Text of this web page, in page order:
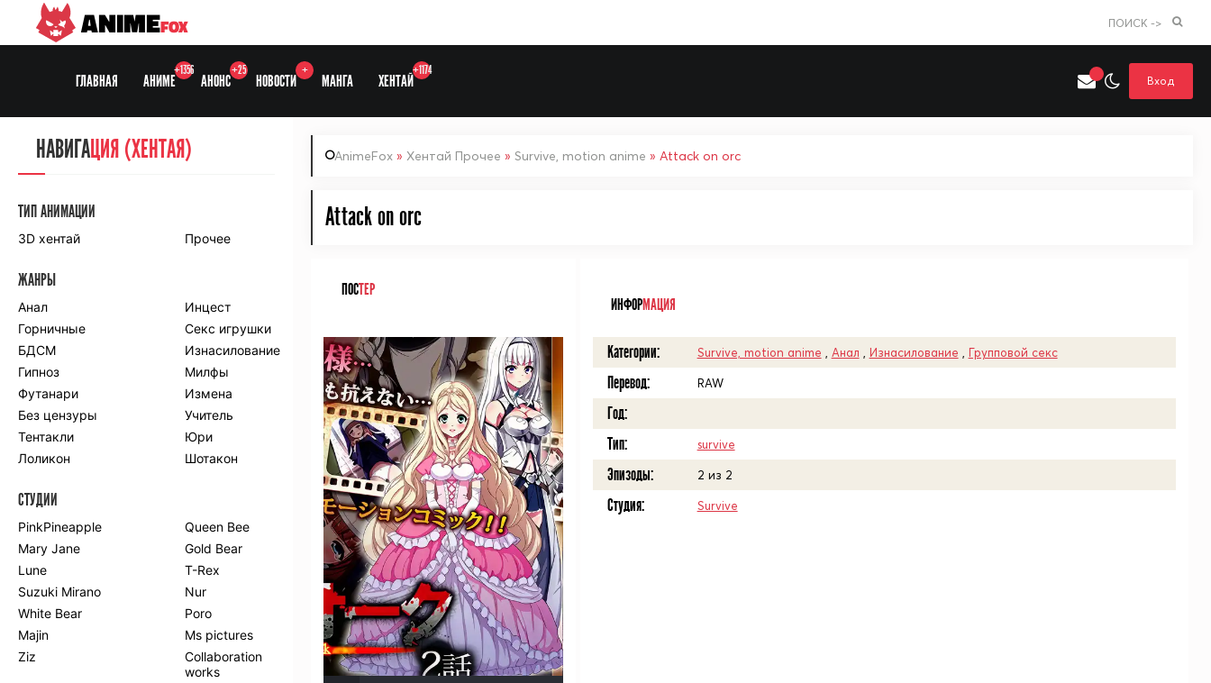
ANIMEFOX ПОИСК ->
ГЛАВНАЯ АНИМЕ
+1356
АНОНС
+25
НОВОСТИ
+
МАНГА ХЕНТАЙ
+1174
Вход
AnimeFox » Хентай Прочее » Survive, motion anime » Attack on orc
Attack on orc
ПОСТЕР
ИНФОРМАЦИЯ
Категории: Survive, motion anime Анал Изнасилование Групповой секс
Перевод: RAW
Год:
Тип:
survive
Эпизоды: 2 из 2
Студия: Survive
НАВИГАЦИЯ
СЕЗОНЫ
Anidub
Animedia
Kansai studio
Onibaku
Shiza project
ПО ЖАНРАМ
Комедия
Приключения
Романтика
Школа
Этти
Боевые
искусства
Гарем
Драма
Игры
Исторический
Магия
Фантастика
Фэнтези
Мистика
Попаданцы в
другой мир
Хентай
ПО ГОДУ
НАВИГАЦИЯ (ХЕНТАЯ)
ТИП АНИМАЦИИ
3D хентай Прочее
ЖАНРЫ
Анал
Инцест
Горничные
Секс игрушки
БДСМ
Изнасилование
Гипноз
Милфы
Футанари
Измена
Без цензуры
Учитель
Тентакли
Юри
Лоликон
Шотакон
СТУДИИ
PinkPineapple
Queen Bee
Mary Jane
Gold Bear
Lune
T-Rex
Suzuki Mirano
Nur
White Bear
Poro
Majin
Ms pictures
Ziz
Collaboration
works